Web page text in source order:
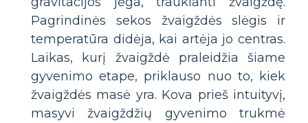
Pagrindinės sekos žvaigždės slėgis ir
temperatūra didėja, kai artėja jo centras.
Laikas, kurį žvaigždė praleidžia šiame
gyvenimo etape, priklauso nuo to, kiek
žvaigždės masė yra. Kova prieš intuityvį,
masyvi žvaigždžių gyvenimo trukmė